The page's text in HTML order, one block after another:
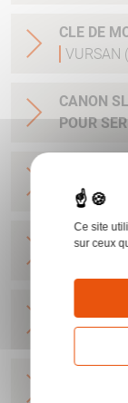
CLE DE
VURSAN
CANON SLUG
POUR
(STOEGER)
CANON
Ce site
sur ceux